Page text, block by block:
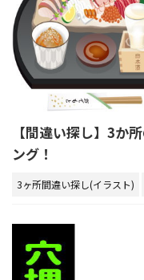
【間違い探し】3か
ング！
3ヶ所間違い探し(イラスト)